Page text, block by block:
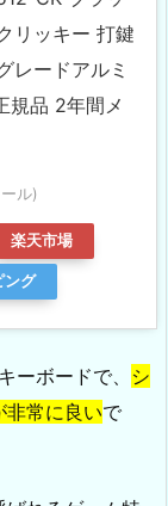
リッキー 打鍵
レードアルミ
規品 2年間メ
ル)
楽天市場
ング
ーボードで、 シ
非常に良いで